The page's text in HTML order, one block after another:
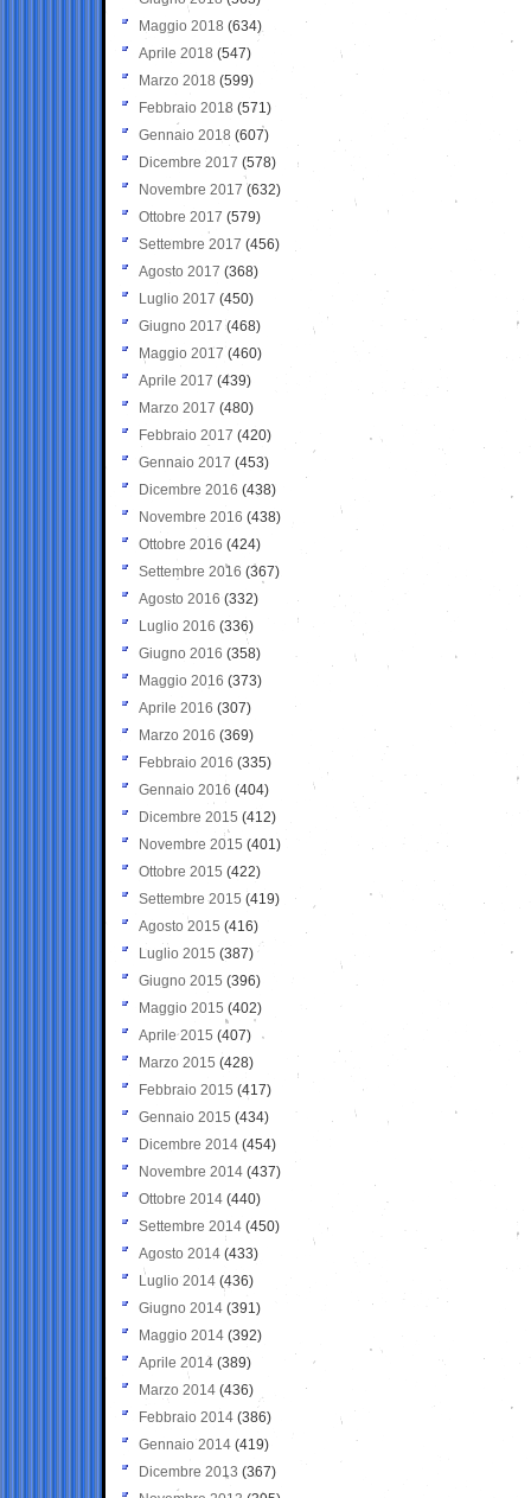
Maggio 2018 (634)
Aprile 2018 (547)
Marzo 2018 (599)
Febbraio 2018 (571)
Gennaio 2018 (607)
Dicembre 2017 (578)
Novembre 2017 (632)
Ottobre 2017 (579)
Settembre 2017 (456)
Agosto 2017 (368)
Luglio 2017 (450)
Giugno 2017 (468)
Maggio 2017 (460)
Aprile 2017 (439)
Marzo 2017 (480)
Febbraio 2017 (420)
Gennaio 2017 (453)
Dicembre 2016 (438)
Novembre 2016 (438)
Ottobre 2016 (424)
Settembre 2016 (367)
Agosto 2016 (332)
Luglio 2016 (336)
Giugno 2016 (358)
Maggio 2016 (373)
Aprile 2016 (307)
Marzo 2016 (369)
Febbraio 2016 (335)
Gennaio 2016 (404)
Dicembre 2015 (412)
Novembre 2015 (401)
Ottobre 2015 (422)
Settembre 2015 (419)
Agosto 2015 (416)
Luglio 2015 (387)
Giugno 2015 (396)
Maggio 2015 (402)
Aprile 2015 (407)
Marzo 2015 (428)
Febbraio 2015 (417)
Gennaio 2015 (434)
Dicembre 2014 (454)
Novembre 2014 (437)
Ottobre 2014 (440)
Settembre 2014 (450)
Agosto 2014 (433)
Luglio 2014 (436)
Giugno 2014 (391)
Maggio 2014 (392)
Aprile 2014 (389)
Marzo 2014 (436)
Febbraio 2014 (386)
Gennaio 2014 (419)
Dicembre 2013 (367)